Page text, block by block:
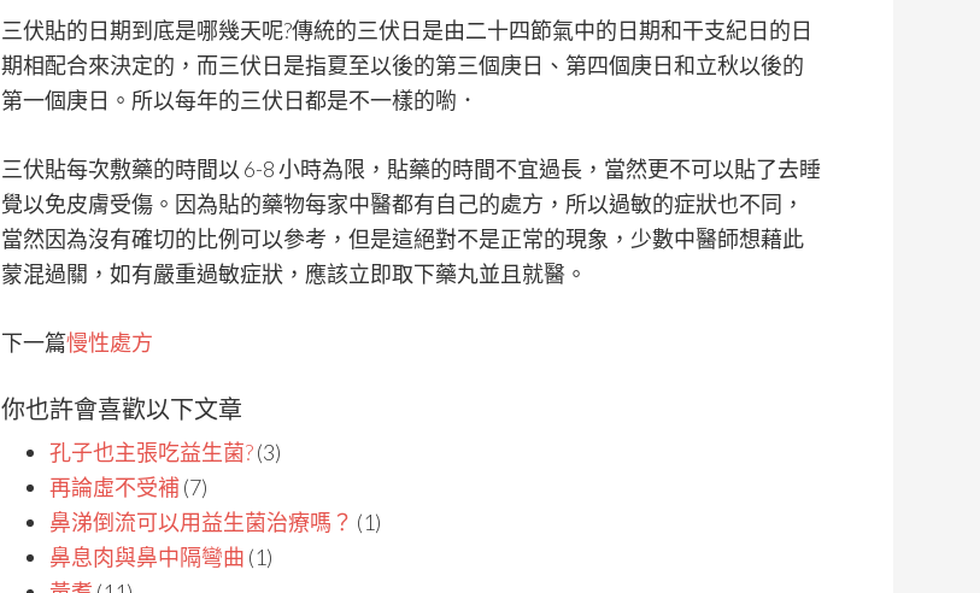
三伏貼的日期到底是哪幾天呢?傳統的三伏日是由二十四節氣中的日期和干支紀日的日
期相配合來決定的，而三伏日是指夏至以後的第三個庚日、第四個庚日和立秋以後的
第一個庚日。所以每年的三伏日都是不一樣的喲．
三伏貼每次敷藥的時間以 6-8 小時為限，貼藥的時間不宜過長，當然更不可以貼了去睡
覺以免皮膚受傷。因為貼的藥物每家中醫都有自己的處方，所以過敏的症狀也不同，
當然因為沒有確切的比例可以參考，但是這絕對不是正常的現象，少數中醫師想藉此
蒙混過關，如有嚴重過敏症狀，應該立即取下藥丸並且就醫。
下一篇慢性處方
你也許會喜歡以下文章
孔子也主張吃益生菌?(3)
再論虛不受補(7)
鼻涕倒流可以用益生菌治療嗎？ (1)
鼻息肉與鼻中隔彎曲 (1)